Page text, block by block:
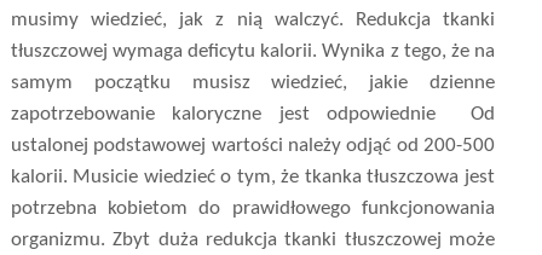
musimy wiedzieć, jak z nią walczyć. Redukcja tkanki
tłuszczowej wymaga deficytu kalorii. Wynika z tego, że na
samym początku musisz wiedzieć, jakie dzienne
zapotrzebowanie kaloryczne jest odpowiednie Od
ustalonej podstawowej wartości należy odjąć od 200-500
kalorii. Musicie wiedzieć o tym, że tkanka tłuszczowa jest
potrzebna kobietom do prawidłowego funkcjonowania
organizmu. Zbyt duża redukcja tkanki tłuszczowej może